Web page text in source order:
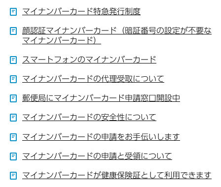
マイナンバーカード特急発行制度
顔認証マイナンバーカード（暗証番号の設定が不要な
マイナンバーカード）
スマートフォンのマイナンバーカード
マイナンバーカードの代理受取について
郵便局にマイナンバーカード申請窓口開設中
マイナンバーカードの安全性について
マイナンバーカードの申請をお手伝いします
マイナンバーカードの申請と受領について
マイナンバーカードが健康保険証として利用できます